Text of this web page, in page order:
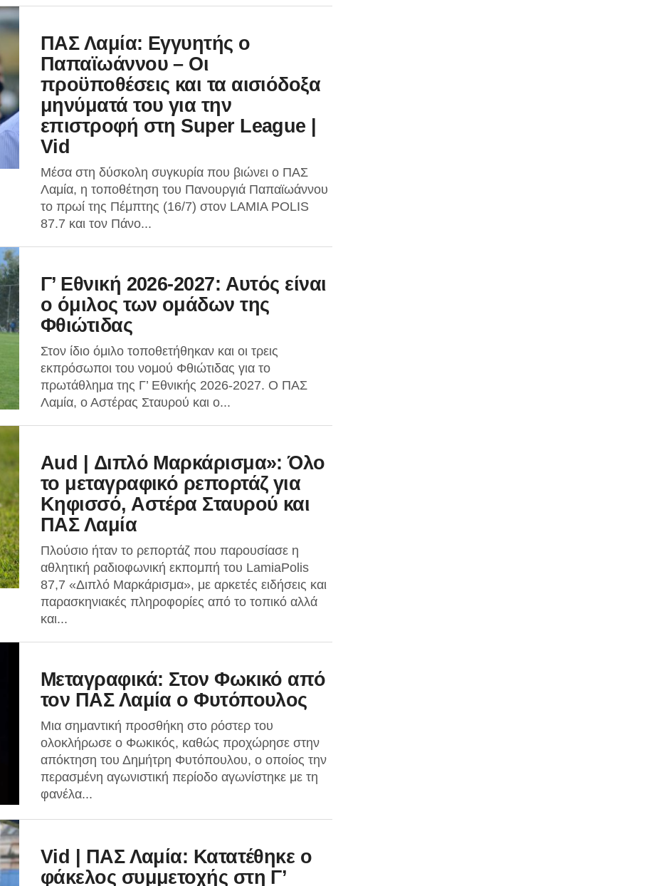
ΠΑΣ Λαμία: Εγγυητής ο
Παπαϊωάννου – Οι
προϋποθέσεις και τα αισιόδοξα
μηνύματά του για την
επιστροφή στη Super League |
Vid
Μέσα στη δύσκολη συγκυρία που βιώνει ο ΠΑΣ
Λαμία, η τοποθέτηση του Πανουργιά Παπαϊωάννου
το πρωί της Πέμπτης (16/7) στον LAMIA POLIS
87.7 και τον Πάνο...
Γ’ Εθνική 2026-2027: Αυτός είναι
ο όμιλος των ομάδων της
Φθιώτιδας
Στον ίδιο όμιλο τοποθετήθηκαν και οι τρεις
εκπρόσωποι του νομού Φθιώτιδας για το
πρωτάθλημα της Γ’ Εθνικής 2026-2027. Ο ΠΑΣ
Λαμία, ο Αστέρας Σταυρού και ο...
Aud | Διπλό Μαρκάρισμα»: Όλο
το μεταγραφικό ρεπορτάζ για
Κηφισσό, Αστέρα Σταυρού και
ΠΑΣ Λαμία
Πλούσιο ήταν το ρεπορτάζ που παρουσίασε η
αθλητική ραδιοφωνική εκπομπή του LamiaPolis
87,7 «Διπλό Μαρκάρισμα», με αρκετές ειδήσεις και
παρασκηνιακές πληροφορίες από το τοπικό αλλά
και...
Μεταγραφικά: Στον Φωκικό από
τον ΠΑΣ Λαμία ο Φυτόπουλος
Μια σημαντική προσθήκη στο ρόστερ του
ολοκλήρωσε ο Φωκικός, καθώς προχώρησε στην
απόκτηση του Δημήτρη Φυτόπουλου, ο οποίος την
περασμένη αγωνιστική περίοδο αγωνίστηκε με τη
φανέλα...
Vid | ΠΑΣ Λαμία: Κατατέθηκε ο
φάκελος συμμετοχής στη Γ’